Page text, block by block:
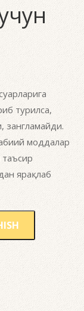
турилса,
зангламайди.
моддалар
ярақлаб